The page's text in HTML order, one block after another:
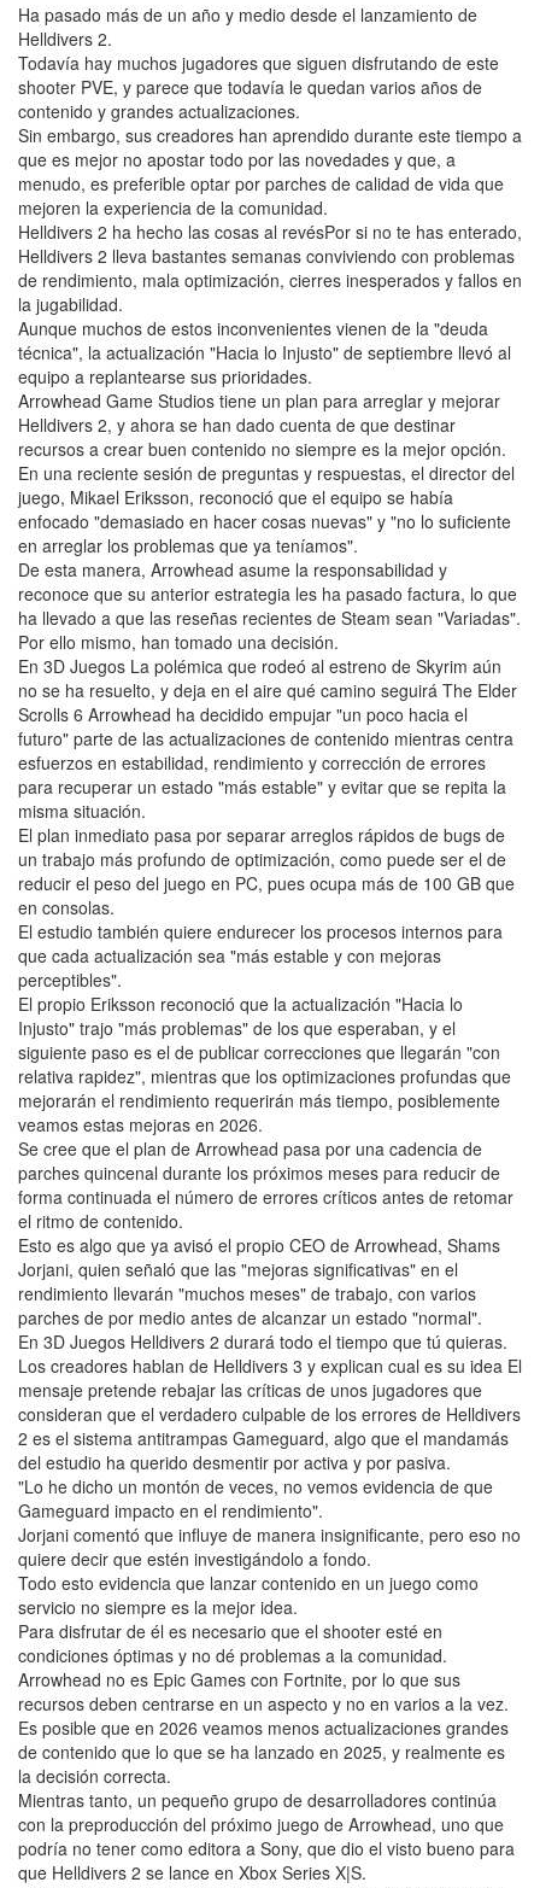
Ha pasado más de un año y medio desde el lanzamiento de
Helldivers 2.
Todavía hay muchos jugadores que siguen disfrutando de este
shooter PVE, y parece que todavía le quedan varios años de
contenido y grandes actualizaciones.
Sin embargo, sus creadores han aprendido durante este tiempo a
que es mejor no apostar todo por las novedades y que, a
menudo, es preferible optar por parches de calidad de vida que
mejoren la experiencia de la comunidad.
Helldivers 2 ha hecho las cosas al revésPor si no te has enterado,
Helldivers 2 lleva bastantes semanas conviviendo con problemas
de rendimiento, mala optimización, cierres inesperados y fallos en
la jugabilidad.
Aunque muchos de estos inconvenientes vienen de la "deuda
técnica", la actualización "Hacia lo Injusto" de septiembre llevó al
equipo a replantearse sus prioridades.
Arrowhead Game Studios tiene un plan para arreglar y mejorar
Helldivers 2, y ahora se han dado cuenta de que destinar
recursos a crear buen contenido no siempre es la mejor opción.
En una reciente sesión de preguntas y respuestas, el director del
juego, Mikael Eriksson, reconoció que el equipo se había
enfocado "demasiado en hacer cosas nuevas" y "no lo suficiente
en arreglar los problemas que ya teníamos".
De esta manera, Arrowhead asume la responsabilidad y
reconoce que su anterior estrategia les ha pasado factura, lo que
ha llevado a que las reseñas recientes de Steam sean "Variadas".
Por ello mismo, han tomado una decisión.
En 3D Juegos La polémica que rodeó al estreno de Skyrim aún
no se ha resuelto, y deja en el aire qué camino seguirá The Elder
Scrolls 6 Arrowhead ha decidido empujar "un poco hacia el
futuro" parte de las actualizaciones de contenido mientras centra
esfuerzos en estabilidad, rendimiento y corrección de errores
para recuperar un estado "más estable" y evitar que se repita la
misma situación.
El plan inmediato pasa por separar arreglos rápidos de bugs de
un trabajo más profundo de optimización, como puede ser el de
reducir el peso del juego en PC, pues ocupa más de 100 GB que
en consolas.
El estudio también quiere endurecer los procesos internos para
que cada actualización sea "más estable y con mejoras
perceptibles".
El propio Eriksson reconoció que la actualización "Hacia lo
Injusto" trajo "más problemas" de los que esperaban, y el
siguiente paso es el de publicar correcciones que llegarán "con
relativa rapidez", mientras que los optimizaciones profundas que
mejorarán el rendimiento requerirán más tiempo, posiblemente
veamos estas mejoras en 2026.
Se cree que el plan de Arrowhead pasa por una cadencia de
parches quincenal durante los próximos meses para reducir de
forma continuada el número de errores críticos antes de retomar
el ritmo de contenido.
Esto es algo que ya avisó el propio CEO de Arrowhead, Shams
Jorjani, quien señaló que las "mejoras significativas" en el
rendimiento llevarán "muchos meses" de trabajo, con varios
parches de por medio antes de alcanzar un estado "normal".
En 3D Juegos Helldivers 2 durará todo el tiempo que tú quieras.
Los creadores hablan de Helldivers 3 y explican cual es su idea El
mensaje pretende rebajar las críticas de unos jugadores que
consideran que el verdadero culpable de los errores de Helldivers
2 es el sistema antitrampas Gameguard, algo que el mandamás
del estudio ha querido desmentir por activa y por pasiva.
"Lo he dicho un montón de veces, no vemos evidencia de que
Gameguard impacto en el rendimiento".
Jorjani comentó que influye de manera insignificante, pero eso no
quiere decir que estén investigándolo a fondo.
Todo esto evidencia que lanzar contenido en un juego como
servicio no siempre es la mejor idea.
Para disfrutar de él es necesario que el shooter esté en
condiciones óptimas y no dé problemas a la comunidad.
Arrowhead no es Epic Games con Fortnite, por lo que sus
recursos deben centrarse en un aspecto y no en varios a la vez.
Es posible que en 2026 veamos menos actualizaciones grandes
de contenido que lo que se ha lanzado en 2025, y realmente es
la decisión correcta.
Mientras tanto, un pequeño grupo de desarrolladores continúa
con la preproducción del próximo juego de Arrowhead, uno que
podría no tener como editora a Sony, que dio el visto bueno para
que Helldivers 2 se lance en Xbox Series X|S.